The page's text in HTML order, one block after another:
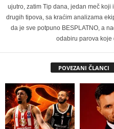
ujutro, zatim Tip dana, jedan meč
drugih tipova, sa kraćim analizama
da je sve potpuno BESPLATNO, a
odabiru parova koje
POVEZANI ČLANCI